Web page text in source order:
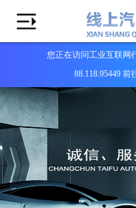
您正在访问工业互联网
88.118.95449